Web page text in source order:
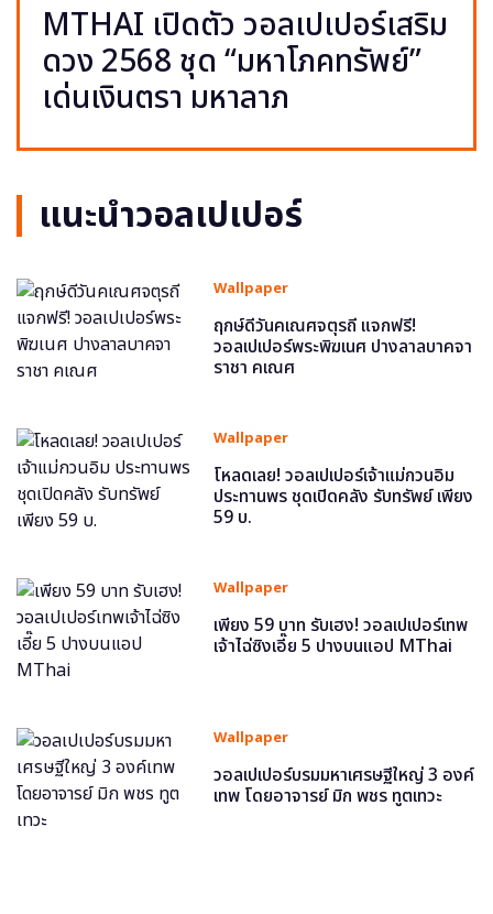
MTHAI เปิดตัว วอลเปเปอร์เสริม
ดวง 2568 ชุด “มหาโภคทรัพย์”
เด่นเงินตรา มหาลาภ
แนะนำวอลเปเปอร์
Wallpaper
ฤกษ์ดีวันคเณศจตุรถี แจกฟรี!
วอลเปเปอร์พระพิฆเนศ ปางลาลบาคจา
ราชา คเณศ
Wallpaper
โหลดเลย! วอลเปเปอร์เจ้าแม่กวนอิม
ประทานพร ชุดเปิดคลัง รับทรัพย์ เพียง
59 บ.
Wallpaper
เพียง 59 บาท รับเฮง! วอลเปเปอร์เทพ
เจ้าไฉ่ซิงเอี๊ย 5 ปางบนแอป MThai
Wallpaper
วอลเปเปอร์บรมมหาเศรษฐีใหญ่ 3 องค์
เทพ โดยอาจารย์ มิก พชร ทูตเทวะ